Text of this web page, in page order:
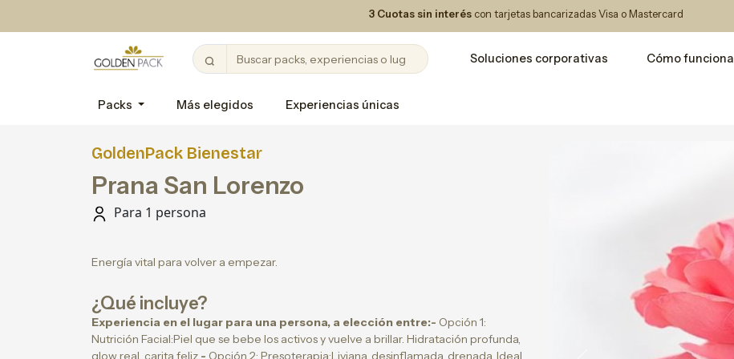
3 Cuotas sin interés con tarjetas bancarizadas Visa o Mastercard
Soluciones corporativas Cómo funciona
Packs Más elegidos Experiencias únicas
GoldenPack Bienestar
Prana San Lorenzo
Para 1 persona
Energía vital para volver a empezar.
¿Qué incluye?
Experiencia en el lugar para una persona, a elección entre:- Opción 1:
Nutrición Facial:Piel que se bebe los activos y vuelve a brillar. Hidratación profunda,
glow real, carita feliz.- Opción 2: Presoterapia:Liviana, desinflamada, drenada. Ideal